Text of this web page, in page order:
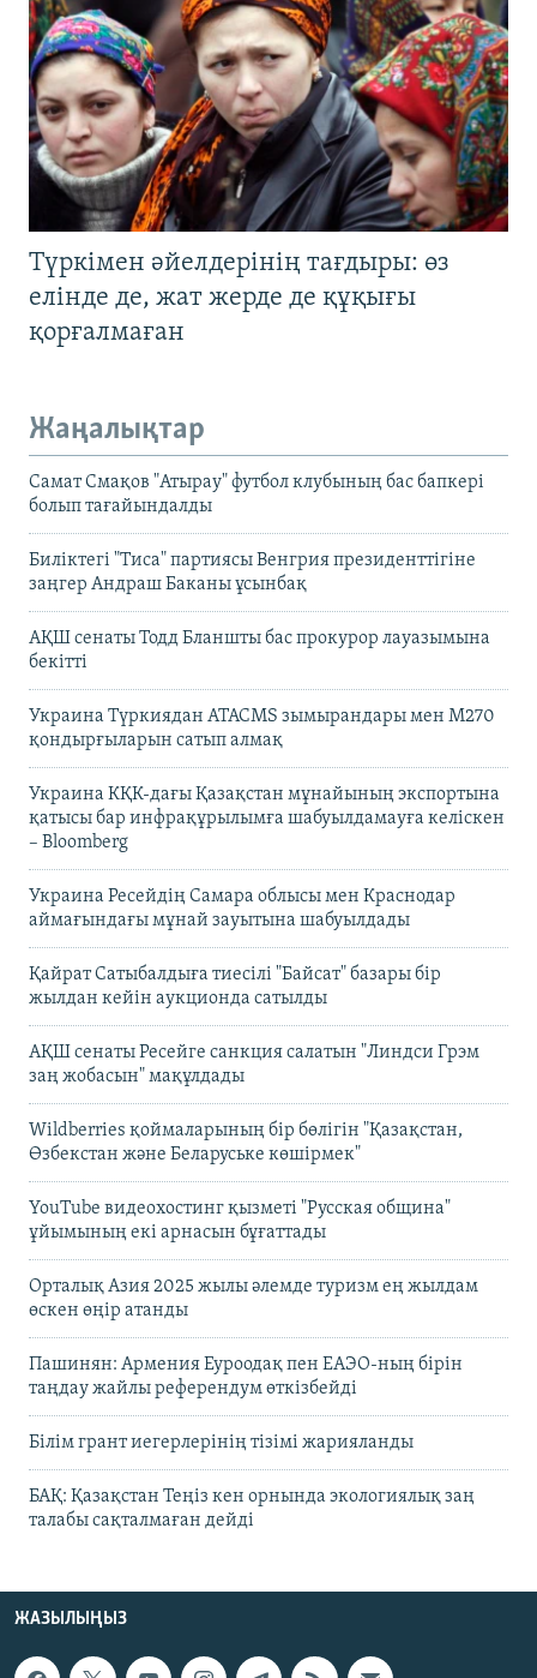
Түркімен әйелдерінің тағдыры: өз
елінде де, жат жерде де құқығы
қорғалмаған
Жаңалықтар
Самат Смақов "Атырау" футбол клубының бас бапкері
болып тағайындалды
Биліктегі "Тиса" партиясы Венгрия президенттігіне
заңгер Андраш Баканы ұсынбақ
АҚШ сенаты Тодд Бланшты бас прокурор лауазымына
бекітті
Украина Түркиядан ATACMS зымырандары мен M270
қондырғыларын сатып алмақ
Украина КҚК-дағы Қазақстан мұнайының экспортына
қатысы бар инфрақұрылымға шабуылдамауға келіскен
– Bloomberg
Украина Ресейдің Самара облысы мен Краснодар
аймағындағы мұнай зауытына шабуылдады
Қайрат Сатыбалдыға тиесілі "Байсат" базары бір
жылдан кейін аукционда сатылды
АҚШ сенаты Ресейге санкция салатын "Линдси Грэм
заң жобасын" мақұлдады
Wildberries қоймаларының бір бөлігін "Қазақстан,
Өзбекстан және Беларуське көшірмек"
YouTube видеохостинг қызметі "Русская община"
ұйымының екі арнасын бұғаттады
Орталық Азия 2025 жылы әлемде туризм ең жылдам
өскен өңір атанды
Пашинян: Армения Еуроодақ пен ЕАЭО-ның бірін
таңдау жайлы референдум өткізбейді
Білім грант иегерлерінің тізімі жарияланды
БАҚ: Қазақстан Теңіз кен орнында экологиялық заң
талабы сақталмаған дейді
ЖАЗЫЛЫҢЫЗ